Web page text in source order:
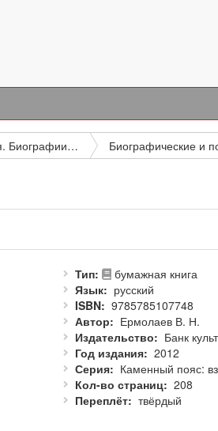
География. Биографии. История
Тип
бумажная книга
Язык
русский
ISBN
9785785107748
Автор
Ермолаев В. Н.
Издательство
Банк
Год издания
2012
Серия
Каменный пояс:
Кол-во страниц
208
Переплёт
твёрдый